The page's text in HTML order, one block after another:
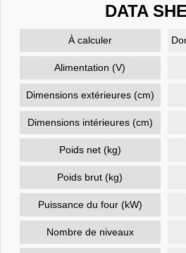
DATA
À calculer
Alimentation (V)
Dimensions extérieures (cm)
Dimensions intérieures (cm)
Poids net (kg)
Poids brut (kg)
Puissance du four (kW)
Nombre de niveaux